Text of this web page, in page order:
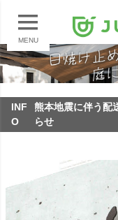
MENU
INF
O
熊本地震に伴う配
らせ